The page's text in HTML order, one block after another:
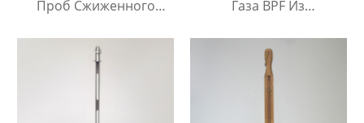
Проб Сжиженного
Газа BPF Из